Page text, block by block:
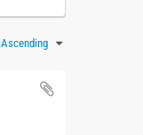
Ascending